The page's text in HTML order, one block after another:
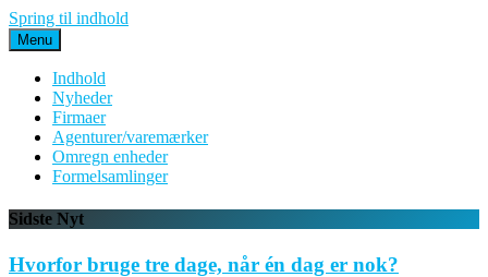
Spring til indhold
Menu
Indhold
Nyheder
Firmaer
Agenturer/varemærker
Omregn enheder
Formelsamlinger
Sidste Nyt
Hvorfor bruge tre dage, når én dag er nok?